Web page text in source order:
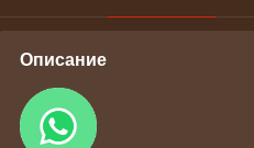
Описание